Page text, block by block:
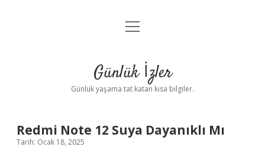
Anasayfa
Yasal Uyarı
menüyü
Günlük İzler
Günlük yaşama tat katan kısa bilgiler.
Redmi Note 12 Suya Dayanıklı Mı
Tarih: Ocak 18, 2025